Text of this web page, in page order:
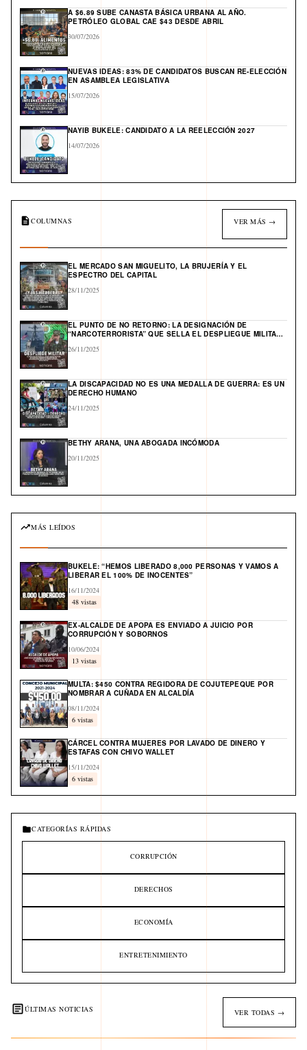
A $6.89 SUBE CANASTA BÁSICA URBANA AL AÑO.
PETRÓLEO GLOBAL CAE $43 DESDE ABRIL
30/07/2026
NUEVAS IDEAS: 83% DE CANDIDATOS BUSCAN RE-ELECCIÓN
EN ASAMBLEA LEGISLATIVA
15/07/2026
NAYIB BUKELE: CANDIDATO A LA REELECCIÓN 2027
14/07/2026
COLUMNAS VER MÁS →
EL MERCADO SAN MIGUELITO, LA BRUJERÍA Y EL
ESPECTRO DEL CAPITAL
28/11/2025
EL PUNTO DE NO RETORNO: LA DESIGNACIÓN DE
“NARCOTERRORISTA” QUE SELLA EL DESPLIEGUE MILITAR
26/11/2025
LA DISCAPACIDAD NO ES UNA MEDALLA DE GUERRA: ES UN
DERECHO HUMANO
24/11/2025
BETHY ARANA, UNA ABOGADA INCÓMODA
20/11/2025
MÁS LEÍDOS
BUKELE: “HEMOS LIBERADO 8,000 PERSONAS Y VAMOS A
LIBERAR EL 100% DE INOCENTES”
16/11/2024
48 vistas
EX-ALCALDE DE APOPA ES ENVIADO A JUICIO POR
CORRUPCIÓN Y SOBORNOS
10/06/2024
13 vistas
MULTA: $450 CONTRA REGIDORA DE COJUTEPEQUE POR
NOMBRAR A CUÑADA EN ALCALDÍA
08/11/2024
6 vistas
CÁRCEL CONTRA MUJERES POR LAVADO DE DINERO Y
ESTAFAS CON CHIVO WALLET
15/11/2024
6 vistas
CATEGORÍAS RÁPIDAS
CORRUPCIÓN
DERECHOS
ECONOMÍA
ENTRETENIMIENTO
ÚLTIMAS NOTICIAS VER TODAS →